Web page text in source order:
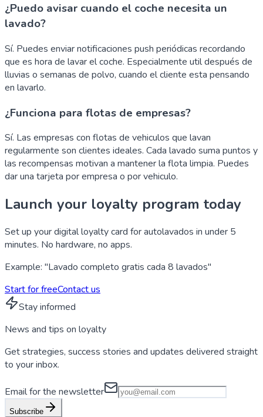
¿Puedo avisar cuando el coche necesita un
lavado?
Sí. Puedes enviar notificaciones push periódicas recordando
que es hora de lavar el coche. Especialmente util después de
lluvias o semanas de polvo, cuando el cliente esta pensando
en lavarlo.
¿Funciona para flotas de empresas?
Sí. Las empresas con flotas de vehiculos que lavan
regularmente son clientes ideales. Cada lavado suma puntos y
las recompensas motivan a mantener la flota limpia. Puedes
dar una tarjeta por empresa o por vehiculo.
Launch your loyalty program today
Set up your digital loyalty card for autolavados in under 5
minutes. No hardware, no apps.
Example: "Lavado completo gratis cada 8 lavados"
Start for freeContact us
Stay informed
News and tips on loyalty
Get strategies, success stories and updates delivered straight
to your inbox.
Email for the newsletter
Subscribe